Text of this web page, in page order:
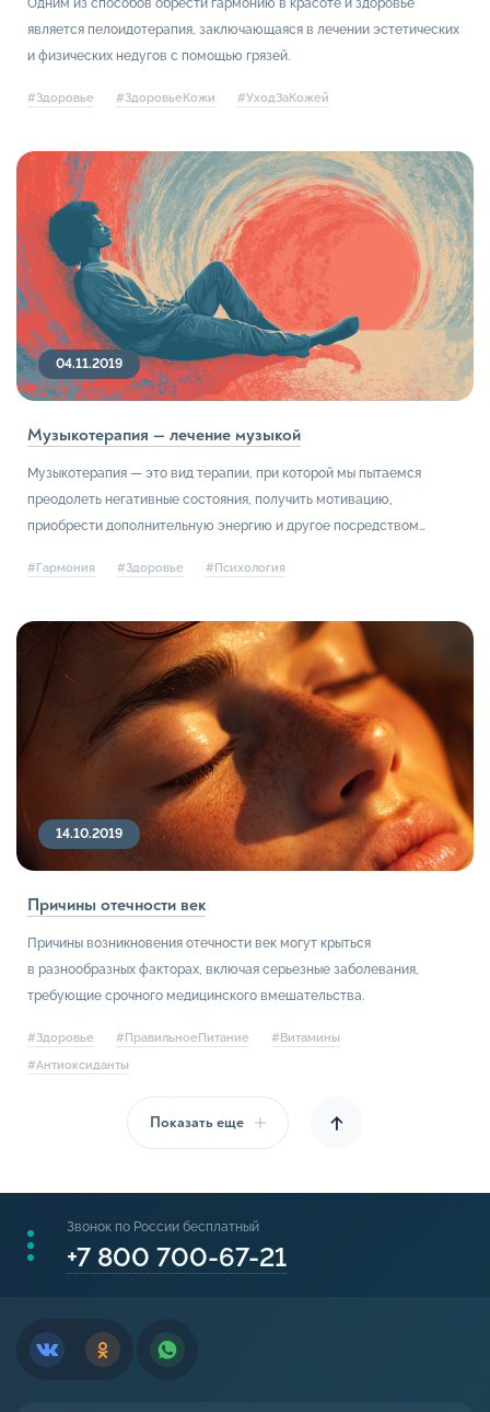
является пелоидотерапия, заключающаяся в лечении эстетических
и физических недугов с помощью грязей.
#Здоровье #ЗдоровьеКожи #УходЗаКожей
04.11.2019
Музыкотерапия — лечение музыкой
Музыкотерапия — это вид терапии, при которой мы пытаемся
преодолеть негативные состояния, получить мотивацию,
приобрести дополнительную энергию и другое посредством
#Гармония #Здоровье #Психология
14.10.2019
Причины отечности век
Причины возникновения отечности век могут крыться
в разнообразных факторах, включая серьезные заболевания,
требующие срочного медицинского вмешательства.
#Здоровье #ПравильноеПитание
#Витамины
#Антиоксиданты
Показать еще
Звонок по России бесплатный
+7 800 700-67-21